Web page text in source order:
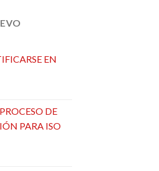
EN
DE
PARA ISO